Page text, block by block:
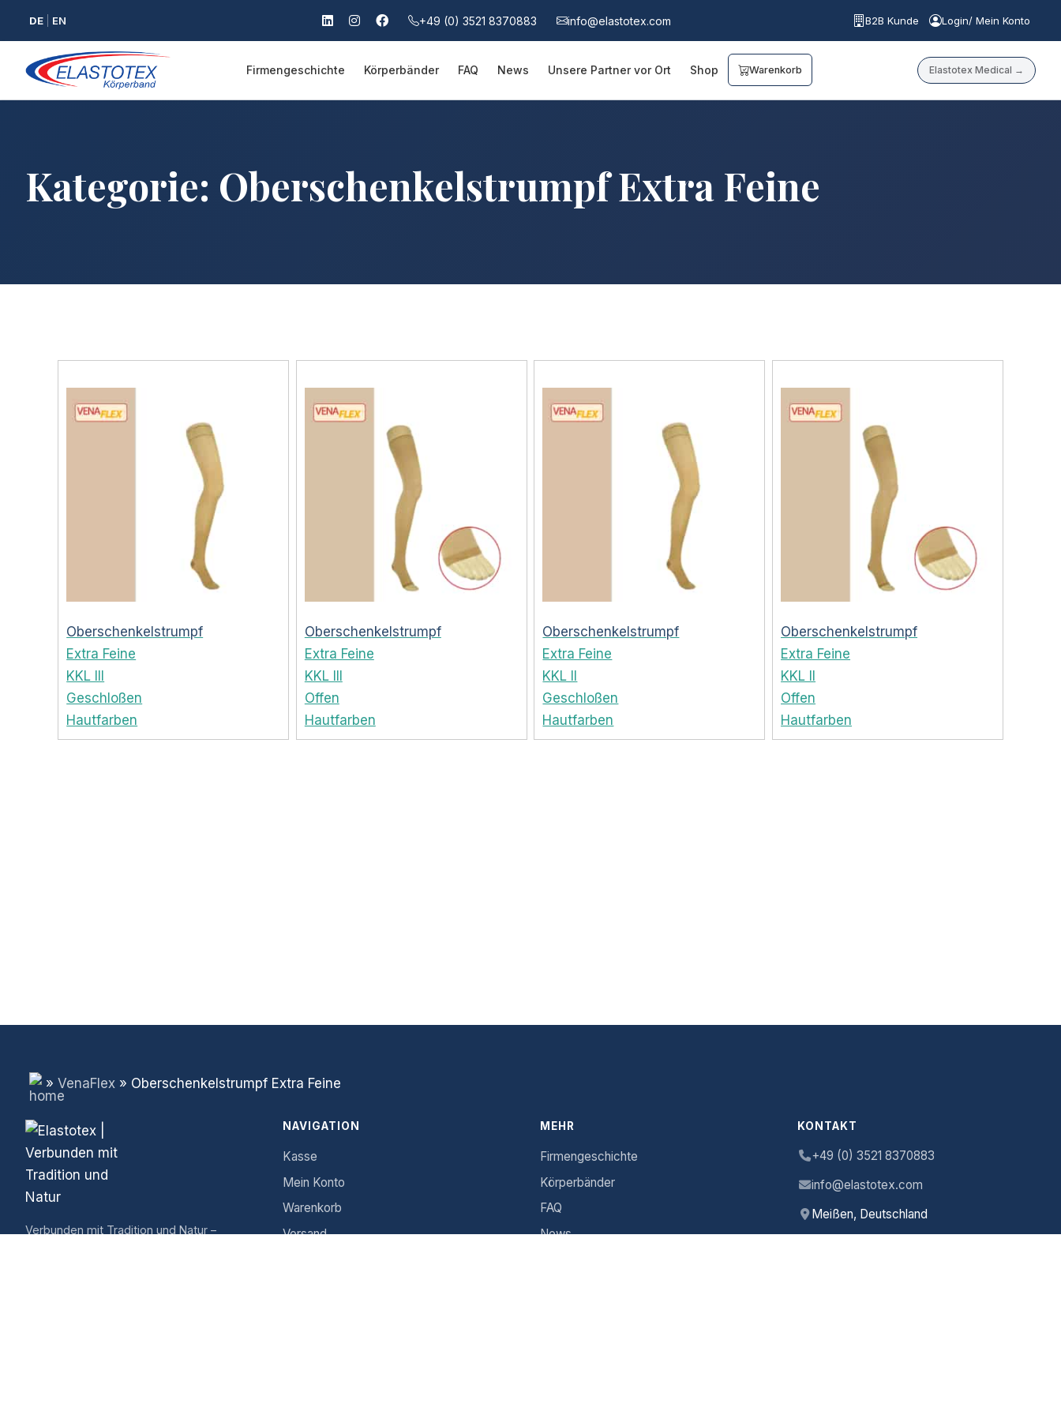
DE EN +49 (0) 3521 8370883 info@elastotex.com B2B Kunde Login/ Mein Konto
Firmengeschichte Körperbänder FAQ News Unsere Partner vor Ort Shop Warenkorb Elastotex Medical →
Kategorie: Oberschenkelstrumpf Extra Feine
Oberschenkelstrumpf
Extra Feine
KKL III
Geschloßen
Hautfarben
Oberschenkelstrumpf
Extra Feine
KKL III
Offen
Hautfarben
Oberschenkelstrumpf
Extra Feine
KKL II
Geschloßen
Hautfarben
Oberschenkelstrumpf
Extra Feine
KKL II
Offen
Hautfarben
» VenaFlex » Oberschenkelstrumpf Extra Feine
Verbunden mit Tradition und Natur –
NAVIGATION
Kasse
Mein Konto
Warenkorb
Versand
MEHR
Firmengeschichte
Körperbänder
FAQ
News
KONTAKT
+49 (0) 3521 8370883
info@elastotex.com
Meißen, Deutschland